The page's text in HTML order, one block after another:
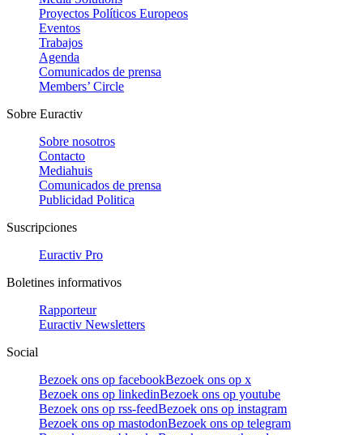
Proyectos Políticos Europeos
Eventos
Trabajos
Agenda
Comunicados de prensa
Members’ Circle
Sobre Euractiv
Sobre nosotros
Contacto
Mediahuis
Comunicados de prensa
Publicidad Politica
Suscripciones
Euractiv Pro
Boletines informativos
Rapporteur
Euractiv Newsletters
Social
Bezoek ons op facebookBezoek ons op x
Bezoek ons op linkedinBezoek ons op youtube
Bezoek ons op rss-feedBezoek ons op instagram
Bezoek ons op mastodonBezoek ons op telegram